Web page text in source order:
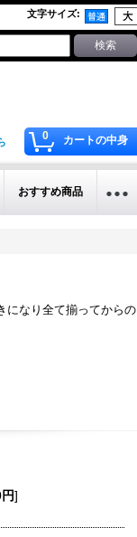
文字サイズ:
0 カートの中身
おすすめ商品
になり全て揃ってからの
]